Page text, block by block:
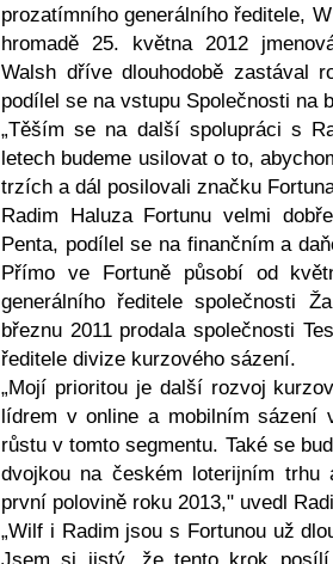
prozatímního generálního ředitele,
hromadě 25. května 2012
Walsh dříve dlouhodobě zastával
podílel se na vstupu Společnosti na
„Těším se na další spolupráci s
letech budeme usilovat o to,
trzích a dál posilovali značku
Radim Haluza Fortunu velmi
Penta, podílel se na finančním a
Přímo ve Fortuně působí od
generálního ředitele společnosti
březnu 2011 prodala společnosti
ředitele divize kurzového sázení.
„Mojí prioritou je další rozvoj
lídrem v online a mobilním sázení
růstu v tomto segmentu. Také se
dvojkou na českém loterijním
první polovině roku 2013," uvedl
„Wilf i Radim jsou s Fortunou už
Jsem si jistý, že tento krok posílí